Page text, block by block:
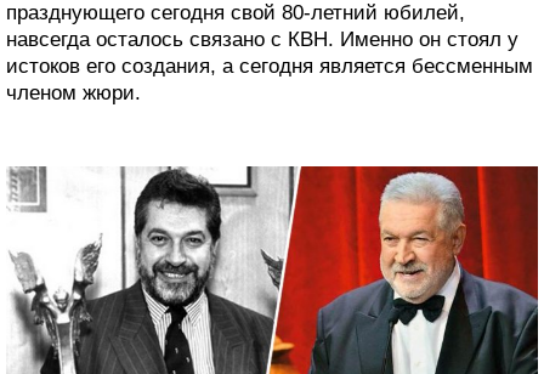
празднующего сегодня свой 80-летний юбилей,
навсегда осталось связано с КВН. Именно он стоял у
истоков его создания, а сегодня является бессменным
членом жюри.